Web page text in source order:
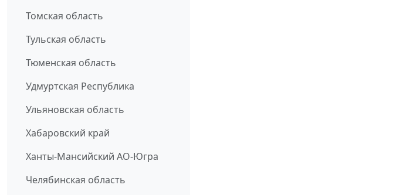
Томская область
Тульская область
Тюменская область
Удмуртская Республика
Ульяновская область
Хабаровский край
Ханты-Мансийский АО-Югра
Челябинская область